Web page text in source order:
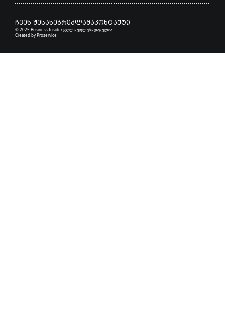
ჩვენ შესახებრეკლამაკონტაქტი
© 2025 Business Insider ყველა უფლება დაცულია.
Created byProservice